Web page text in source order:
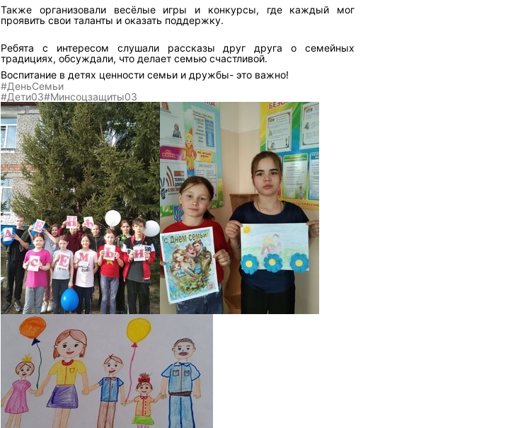
Также организовали весёлые игры и конкурсы, где каждый мог
проявить свои таланты и оказать поддержку.
Ребята с интересом слушали рассказы друг друга о семейных
традициях, обсуждали, что делает семью счастливой.
Воспитание в детях ценности семьи и дружбы- это важно!
#ДеньСемьи
#Дети03#Минсоцзащиты03